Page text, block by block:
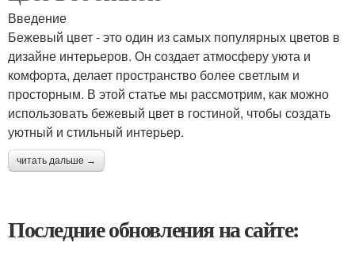
Введение
Бежевый цвет - это один из самых популярных цветов в
дизайне интерьеров. Он создает атмосферу уюта и
комфорта, делает пространство более светлым и
просторным. В этой статье мы рассмотрим, как можно
использовать бежевый цвет в гостиной, чтобы создать
уютный и стильный интерьер.
читать дальше →
Последние обновления на сайте: